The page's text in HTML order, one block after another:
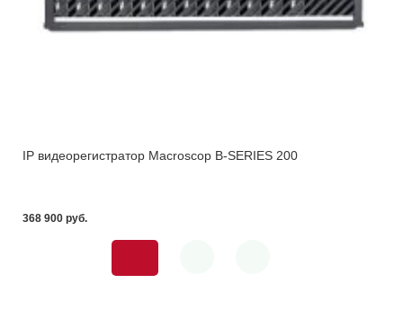
IP видеорегистратор Macroscop B-SERIES 200
368 900 pуб.